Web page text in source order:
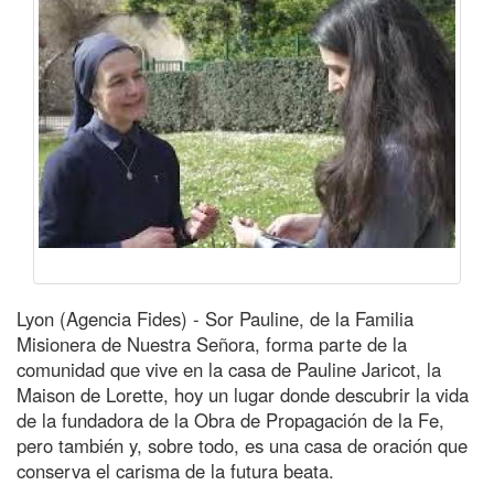
Lyon (Agencia Fides) - Sor Pauline, de la Familia
Misionera de Nuestra Señora, forma parte de la
comunidad que vive en la casa de Pauline Jaricot, la
Maison de Lorette, hoy un lugar donde descubrir la vida
de la fundadora de la Obra de Propagación de la Fe,
pero también y, sobre todo, es una casa de oración que
conserva el carisma de la futura beata.